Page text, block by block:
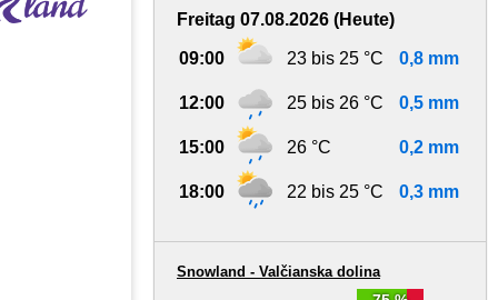
Freitag 07.08.2026 (Heute)
09:00 23 bis 25 °C 0,8 mm
12:00 25 bis 26 °C 0,5 mm
15:00 26 °C 0,2 mm
18:00 22 bis 25 °C 0,3 mm
Snowland - Valčianska dolina